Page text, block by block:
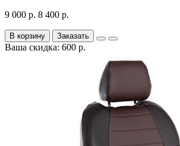
9 000 р. 8 400 р.
В корзину Заказать
Ваша скидка: 600 р.